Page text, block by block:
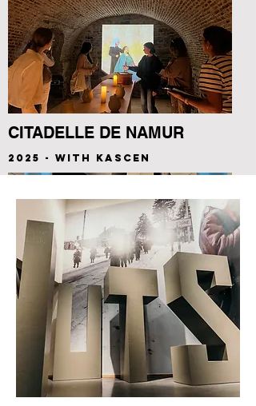
CITADELLE DE NAMUR
2025 - WITH KASCEN
BRÛLURES
2024 - FOR CARINE
DOUTRELEPONT